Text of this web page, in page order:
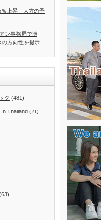
％上昇 大方の予
ン事務局で演
方向性を提示
ク (481)
In Thailand (21)
(63)